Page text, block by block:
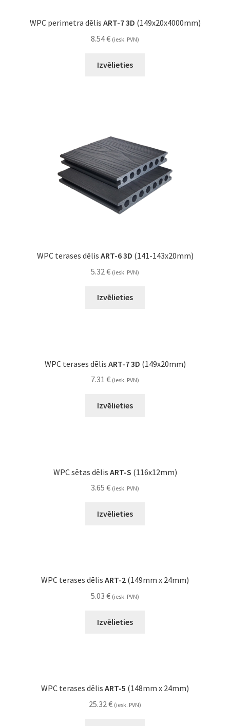
WPC perimetra dēlis ART-7 3D (149x20x4000mm)
8.54€ (iesk. PVN)
Izvēlieties
WPC terases dēlis ART-6 3D (141-143x20mm)
5.32 € (iesk. PVN)
Izvēlieties
WPC terases dēlis ART-7 3D (149x20mm)
7.31 € (iesk. PVN)
Izvēlieties
WPC sētas dēlis ART-S (116x12mm)
3.65 € (iesk. PVN)
Izvēlieties
WPC terases dēlis ART-2 (149mm x 24mm)
5.03 € (iesk. PVN)
Izvēlieties
WPC terases dēlis ART-5 (148mm x 24mm)
25.32 € (iesk. PVN)